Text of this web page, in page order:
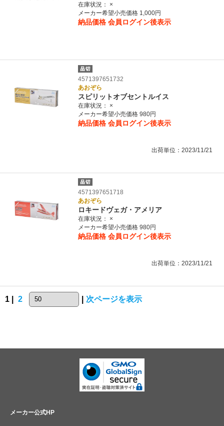
在庫状況：
×
メーカー希望小売価格 1,000円
納品価格 会員ログイン後表示
4571397651732
あおぞら
スピリットオブセントルイス
在庫状況：
×
メーカー希望小売価格 980円
納品価格 会員ログイン後表示
出荷単位：2023/11/21
4571397651718
あおぞら
ロキードヴェガ・アメリア
在庫状況：
×
メーカー希望小売価格 980円
納品価格 会員ログイン後表示
出荷単位：2023/11/21
1 | 2 次ページを表示
メーカー公式HP